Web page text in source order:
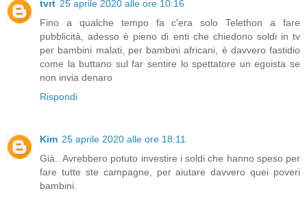
tvrt 25 aprile 2020 alle ore 10:16
Fino a qualche tempo fa c'era solo Telethon a fare
pubblicità, adesso è pieno di enti che chiedono soldi in tv
per bambini malati, per bambini africani, è davvero fastidio
come la buttano sul far sentire lo spettatore un egoista se
non invia denaro
Rispondi
Kim 25 aprile 2020 alle ore 18:11
Già.. Avrebbero potuto investire i soldi che hanno speso per
fare tutte ste campagne, per aiutare davvero quei poveri
bambini.